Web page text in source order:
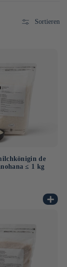
Sortieren
de
≤ 1 kg